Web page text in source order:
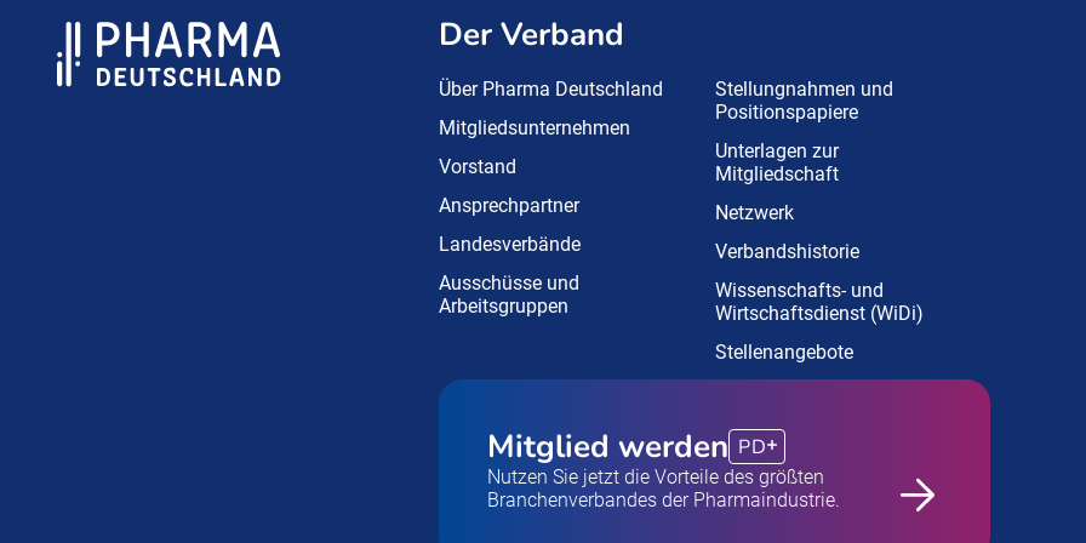
Der Verband
Über Pharma Deutschland
Mitgliedsunternehmen
Vorstand
Ansprechpartner
Landesverbände
Ausschüsse und
Arbeitsgruppen
Stellungnahmen und
Positionspapiere
Unterlagen zur
Mitgliedschaft
Netzwerk
Verbandshistorie
Wissenschafts- und
Wirtschaftsdienst (WiDi)
Stellenangebote
Mitglied werden PD
Nutzen Sie jetzt die Vorteile des größten
Branchenverbandes der Pharmaindustrie.